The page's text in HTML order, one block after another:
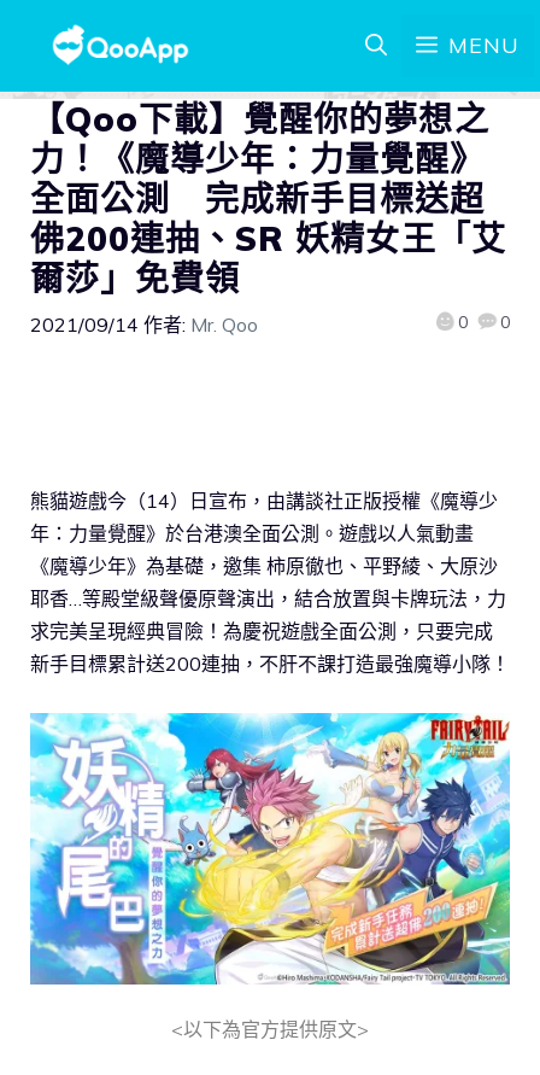
MENU
【Qoo下載】覺醒你的夢想之
力！《魔導少年：力量覺醒》
全面公測 完成新手目標送超
佛200連抽、SR 妖精女王「艾
爾莎」免費領
2021/09/14 作者: Mr. Qoo 0 0
熊貓遊戲今（14）日宣布，由講談社正版授權《魔導少
年：力量覺醒》於台港澳全面公測。遊戲以人氣動畫
《魔導少年》為基礎，邀集 柿原徹也、平野綾、大原沙
耶香…等殿堂級聲優原聲演出，結合放置與卡牌玩法，力
求完美呈現經典冒險！為慶祝遊戲全面公測，只要完成
新手目標累計送200連抽，不肝不課打造最強魔導小隊！
<以下為官方提供原文>